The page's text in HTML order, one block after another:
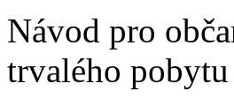
Návod pro
trvalého pobytu